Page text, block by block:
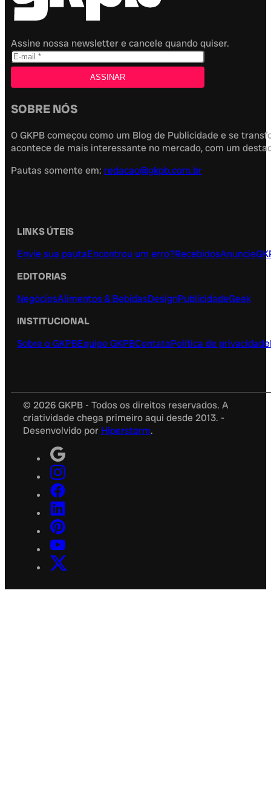
Assine nossa newsletter e cancele quando quiser.
SOBRE NÓS
O GKPB começou como um Blog de Publicidade e se
acontece de mais interessante no mercado, com um
Pautas somente em: redacao@gkpb.com.br
LINKS ÚTEIS
Envie sua pautaEncontrou um erro?RecebidosAnuncie
EDITORIAS
NegóciosAlimentos & BebidasDesignPublicidadeGeek
INSTITUCIONAL
Sobre o GKPBEquipe GKPBContatoPolítica de privacidade
© 2026 GKPB - Todos os direitos reservados. A
criatividade chega primeiro aqui desde 2013. -
Desenvolvido por Hiperstorm.